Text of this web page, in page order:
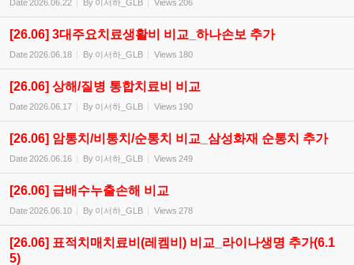
Date2026.06.22 By 이서하_GLB Views 206
[26.06] 3대주요치료생활비 비교_하나손보 추가
Date2026.06.18 By 이서하_GLB Views 180
[26.06] 상해/질병 통합치료비 비교
Date2026.06.17 By 이서하_GLB Views 190
[26.06] 암통치/비통치/순통치 비교_삼성화재 순통치 추가
Date2026.06.16 By 이서하_GLB Views 249
[26.06] 급배수누출손해 비교
Date2026.06.10 By 이서하_GLB Views 278
[26.06] 표적치매치료비(레켐비) 비교_라이나생명 추가(6.1
5)